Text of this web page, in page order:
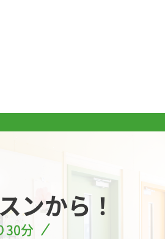
ンから！
30分